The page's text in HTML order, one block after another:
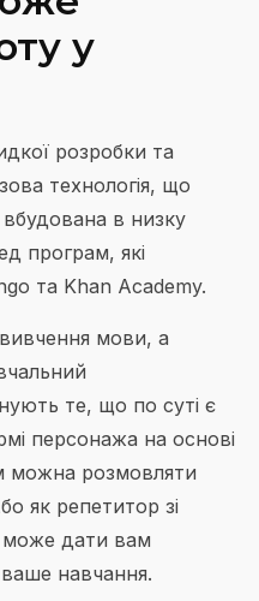
у
розробки та
технологія, що
в низку
програм, які
та Khan Academy.
мови, а
те, що по суті є
персонажа на основі
можна розмовляти
як репетитор зі
може дати вам
ваше навчання.